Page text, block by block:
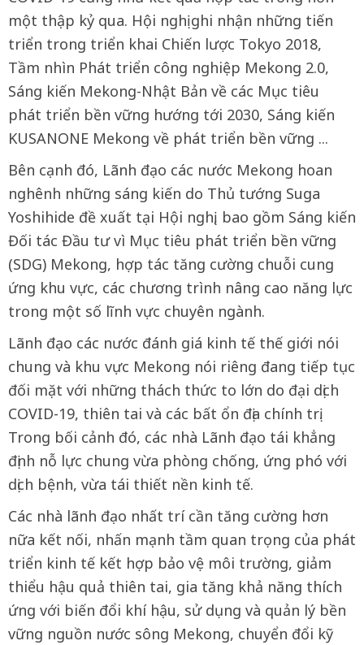
một thập kỷ qua. Hội nghị ghi nhận những tiến
triển trong triển khai Chiến lược Tokyo 2018,
Tầm nhìn Phát triển công nghiệp Mekong 2.0,
Sáng kiến Mekong-Nhật Bản về các Mục tiêu
phát triển bền vững hướng tới 2030, Sáng kiến
KUSANONE Mekong về phát triển bền vững ...
Bên cạnh đó, Lãnh đạo các nước Mekong hoan
nghênh những sáng kiến do Thủ tướng Suga
Yoshihide đề xuất tại Hội nghị, bao gồm Sáng kiến
Đối tác Đầu tư vì Mục tiêu phát triển bền vững
(SDG) Mekong, hợp tác tăng cường chuỗi cung
ứng khu vực, các chương trình nâng cao năng lực
trong một số lĩnh vực chuyên ngành.
Lãnh đạo các nước đánh giá kinh tế thế giới nói
chung và khu vực Mekong nói riêng đang tiếp tục
đối mặt với những thách thức to lớn do đại dịch
COVID-19, thiên tai và các bất ổn địa chính trị.
Trong bối cảnh đó, các nhà Lãnh đạo tái khẳng
định nỗ lực chung vừa phòng chống, ứng phó với
dịch bệnh, vừa tái thiết nền kinh tế.
Các nhà lãnh đạo nhất trí cần tăng cường hơn
nữa kết nối, nhấn mạnh tầm quan trọng của phát
triển kinh tế kết hợp bảo vệ môi trường, giảm
thiểu hậu quả thiên tai, gia tăng khả năng thích
ứng với biến đổi khí hậu, sử dụng và quản lý bền
vững nguồn nước sông Mekong, chuyển đổi kỹ